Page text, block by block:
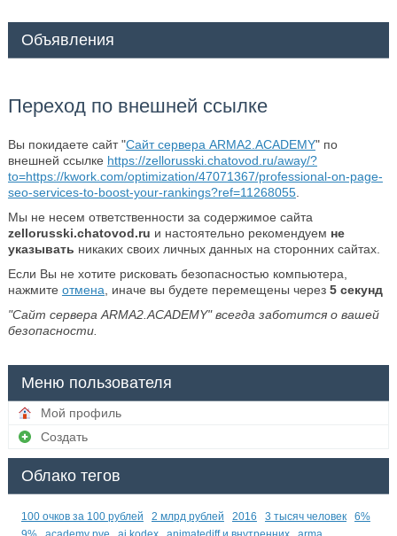
Объявления
Переход по внешней ссылке
Вы покидаете сайт "Сайт сервера ARMA2.ACADEMY" по
внешней ссылке https://zellorusski.chatovod.ru/away/?
to=https://kwork.com/optimization/47071367/professional-on-page-
seo-services-to-boost-your-rankings?ref=11268055.
Мы не несем ответственности за содержимое сайта
zellorusski.chatovod.ru и настоятельно рекомендуем не
указывать никаких своих личных данных на сторонних сайтах.
Если Вы не хотите рисковать безопасностью компьютера,
нажмите отмена , иначе вы будете перемещены через 5секунд
"Сайт сервера ARMA2.ACADEMY" всегда заботится о вашей
безопасности.
Меню пользователя
Мой профиль
Создать
Облако тегов
100 очков за 100 рублей 2 млрд рублей 2016 3 тысяч человек
6%